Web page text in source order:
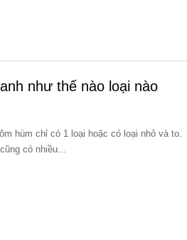
như thế nào loại nào
hùm chỉ có 1 loại hoặc có loại nhỏ và to.
có nhiều...